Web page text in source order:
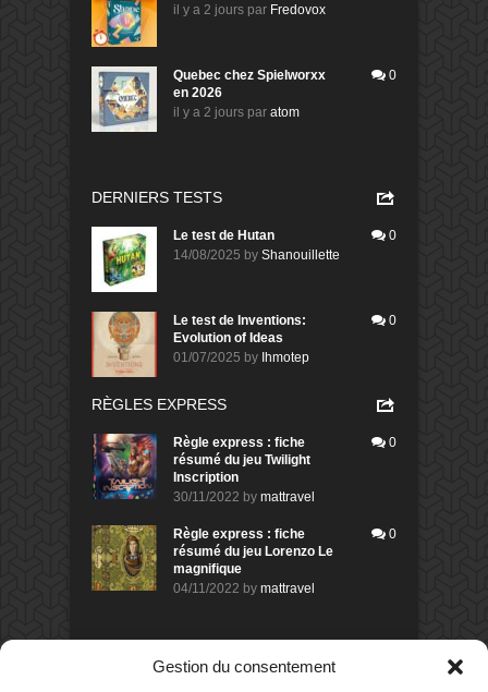
Gestion du consentement
il y a 2 jours par Fredovox
Quebec chez Spielworxx
en 2026
il y a 2 jours par atom
0
DERNIERS TESTS
Le test de Hutan
14/08/2025 by Shanouillette
0
Le test de Inventions:
Evolution of Ideas
01/07/2025 by Ihmotep
0
RÈGLES EXPRESS
Règle express : fiche
résumé du jeu Twilight
Inscription
30/11/2022 by mattravel
0
Règle express : fiche
résumé du jeu Lorenzo Le
magnifique
04/11/2022 by mattravel
0
DERNIERS AVIS DES MEMBRES